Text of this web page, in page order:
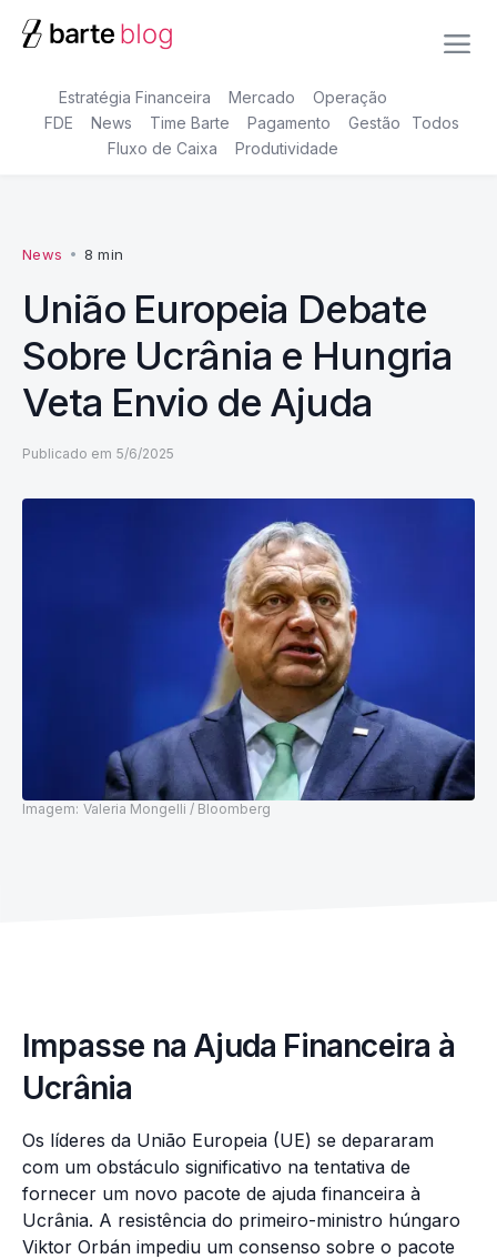
Estratégia Financeira Mercado
Operação
FDE
News Time Barte Pagamento
Gestão
Fluxo de Caixa
Produtividade
Todos
News • 8 min
União Europeia Debate
Sobre Ucrânia e Hungria
Veta Envio de Ajuda
Publicado em 5/6/2025
Imagem: Valeria Mongelli / Bloomberg
Impasse na Ajuda Financeira à
Ucrânia
Os líderes da União Europeia (UE) se depararam
com um obstáculo significativo na tentativa de
fornecer um novo pacote de ajuda financeira à
Ucrânia. A resistência do primeiro-ministro húngaro
Viktor Orbán impediu um consenso sobre o pacote